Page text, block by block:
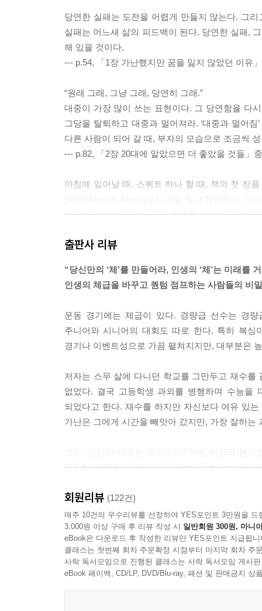
당연한 실패는 도전을 어렵게 만들지 않는다. 그
실패는 어느새 삶의 피드백이 된다. 당연한 실패,
해 있을 것이다.
--- p.54, 「1장 가난했지만 꿈을 잃지 않았던 이유
“원래 그래, 그냥 그래, 당연히 그래.”
대중이 가장 많이 쓰는 표현이다. 그 당연함을 다
그당을 탈퇴하고 대중과 멀어져라. ‘대중과 멀어
다른 사람이 되어 갈 때, 부자의 모습으로 조금씩
--- p.82, 「2장 20대에 알았으면 더 좋았을 것들」
아침에 일어날 때, 스쿼트 하나 할 때, 책의 첫 장
않아 침대에서 일어나고, 스쿼트를 하나 하고 있으
리가 아닌, 풍요의 자리에 머무는 사람이다. 어릴
은 성당에 헌금하거나 구세군의 냄비에 기부하며
--- p.200, 「4장 당신이 부의 시작을 알게 된다면」
막 살라는 의미가 아니다. 막 사는 마음의 기저에
을 숙제로 내준다. ‘즐겁게 살아야지’ 하는 무의
말자. 편하게 내려가자. 그게 우리의 미래다.
--- p.216, 「5장 그 시간들을 보내고 깨달은 인생의 비밀」
출판사 리뷰
“당신만의 ‘체’를 만들어라, 인생의 ‘체’는 미래를
인생의 체급을 바꾸고 퀀텀 점프하는 사람들의 비밀
운동 경기에는 체급이 있다. 경량급 선수는 경
주니어와 시니어의 대회도 따로 한다. 특히 복싱
경기나 이벤트성으로 가끔 펼쳐지지만, 대부분은
저자는 스무 살에 다니던 학교를 그만두고 재수
없었다. 결국 고등학생 과외를 병행하며 수능을
되었다고 한다. 재수를 하지만 자신보다 여유 있
가난은 그에게 시간을 빼앗아 갔지만, 가장 잘하
묵직한 질문을 던진다. 이 질문에 대한 답변을
저자는 그들이 체급을 바꿀 수 있었던 이유를 자
치는 데 쓰는 체처럼 ‘인생의 체’는 미래를 거르는
뜨거운 조언과 직접 경험한 깨달음을 따라가다 보
“성장 원리를 알면 무서운 가속도가 생겨난다!”
회원리뷰 (122건)
매주 10건의 우수리뷰를 선정하여 YES포인트 3만원을 드
3,000원 이상 구매 후 리뷰 작성 시 일반회원 300원, 마니
eBook은 다운로드 후 작성한 리뷰만 YES포인트 지급됩니
클래스는 첫번째 회차 주문확정 시점부터 마지막 회차 주
사락 독서모임으로 진행된 클래스는 사락 독서모임 게시
eBook 페이백, CD/LP, DVD/Blu-ray, 패션 및 판매금지 상